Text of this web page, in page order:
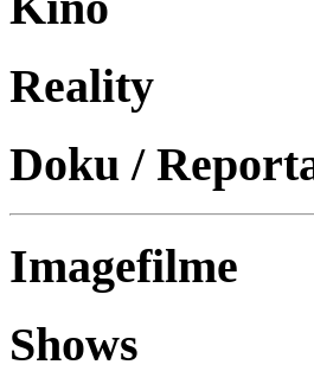
Reality
Doku /
Imagefilme
Shows